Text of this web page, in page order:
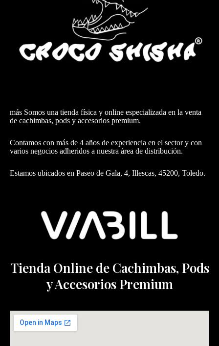
más Somos una tienda física y online especializada en la venta
de cachimbas, pods y accesorios premium.
Contamos con más de 4 años de experiencia en el sector y con
varios negocios adheridos a nuestra área de distribución.
Estamos ubicados en Paseo de Gala, 4, Illescas, 45200, Toledo.
Tienda Online de Cachimbas, Pods
y Accesorios Premium